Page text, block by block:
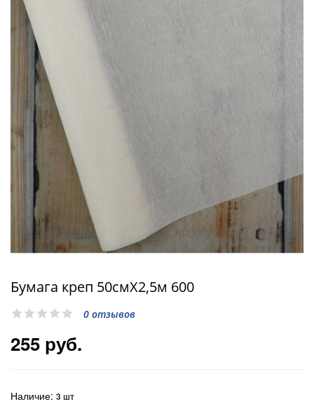
Бумага креп 50смХ2,5м 600
0 отзывов
255 руб.
Наличие: 3 шт